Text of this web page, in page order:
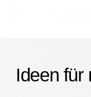
Ideen für